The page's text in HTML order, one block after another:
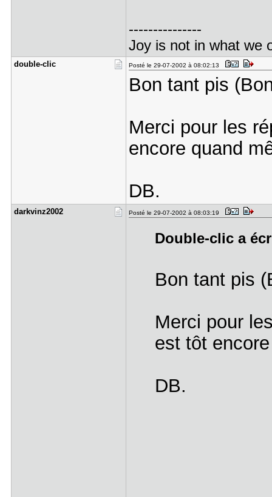
---------------
Joy is not in what we
double-cli​c Posté le 29-07-2002 à 08:02:13
Bon tant pis
Merci pour les
encore quand
DB.
darkvinz20​02 Posté le 29-07-2002 à 08:03:19
Double-clic a
Bon tant pis
Merci pour
est tôt
DB.